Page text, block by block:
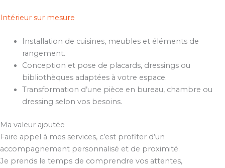
Intérieur sur mesure
Installation de cuisines, meubles et éléments de
rangement.
Conception et pose de placards, dressings ou
bibliothèques adaptées à votre espace.
Transformation d’une pièce en bureau, chambre ou
dressing selon vos besoins.
Ma valeur ajoutée
Faire appel à mes services, c’est profiter d’un
accompagnement personnalisé et de proximité.
Je prends le temps de comprendre vos attentes,